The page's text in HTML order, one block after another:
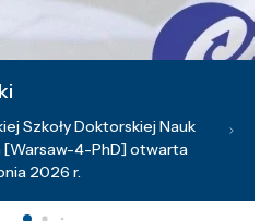
Szkoły Doktorskiej Nauk
[Warsaw-4-PhD] otwarta
2026 r.